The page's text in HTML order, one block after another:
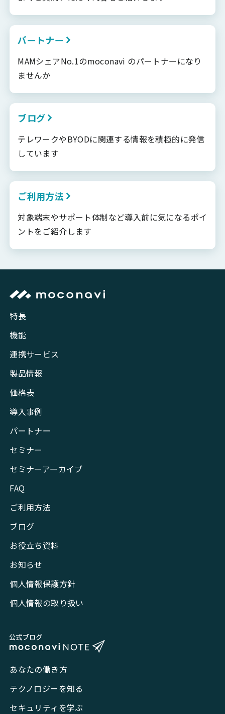
パートナー
MAMシェアNo.1のmoconavi のパートナーになり
ませんか
ブログ
テレワークやBYODに関連する情報を積極的に発信
しています
ご利用方法
対象端末やサポート体制など導入前に気になるポイ
ントをご紹介します
特長
機能
連携サービス
製品情報
価格表
導入事例
パートナー
セミナー
セミナーアーカイブ
FAQ
ご利用方法
ブログ
お役立ち資料
お知らせ
個人情報保護方針
個人情報の取り扱い
あなたの働き方
テクノロジーを知る
セキュリティを学ぶ